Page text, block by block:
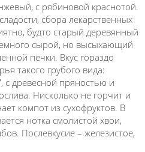
с рябиновой краснотой.
сбора лекарственных
будто старый деревянный
сырой, но высыхающий
печки. Вкус гораздо
такого грубого вида:
с древесной пряностью и
Нисколько не горчит и
компот из сухофруктов. В
нотка смолистой хвои,
Послевкусие – железистое,